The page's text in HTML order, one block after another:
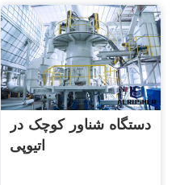
دستگاه شناور کوچک در
اتیوپی